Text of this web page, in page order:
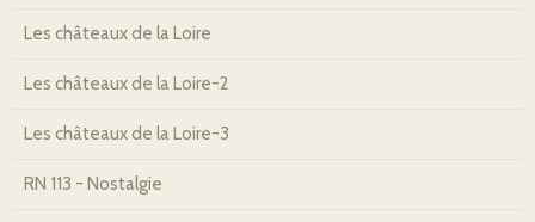
Les châteaux de la Loire
Les châteaux de la Loire-2
Les châteaux de la Loire-3
RN 113 - Nostalgie